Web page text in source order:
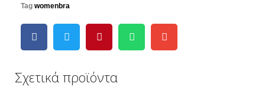
Tag womenbra
Σχετικά προϊόντα